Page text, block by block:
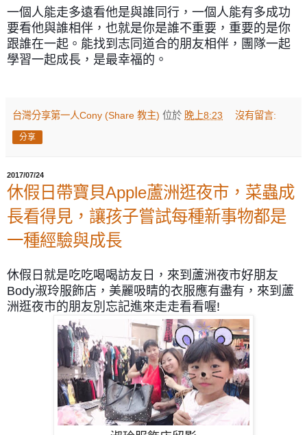
一個人能走多遠看他是與誰同行，一個人能有多成功
要看他與誰相伴，也就是你是誰不重要，重要的是你
跟誰在一起。 能找到志同道合的朋友相伴，團隊一起
學習一起成長，是最幸福的。
台灣分享第一人Cony (Share 教主) 位於 晚上8:23 沒有留言:
分享
2017/07/24
休假日帶寶貝Apple蘆洲逛夜市，菜蟲成
長看得見，讓孩子嘗試每種新事物都是
一種經驗與成長
休假日就是吃吃喝喝訪友日，來到 蘆洲夜市好朋友
Body淑玲服飾店，美麗吸睛的衣服應有盡有，來到蘆
洲逛夜市的朋友別忘記進來走走看看喔!